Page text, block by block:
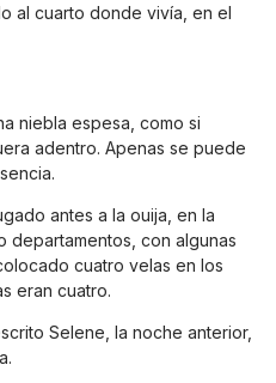
al cuarto donde vivía, en el
niebla espesa, como si
adentro. Apenas se puede
antes a la ouija, en la
departamentos, con algunas
cuatro velas en los
eran cuatro.
Selene, la noche anterior,